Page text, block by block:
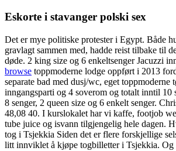
Eskorte i stavanger polski sex
Det er mye politiske protester i Egypt. Både
gravlagt sammen med, hadde reist tilbake til
døde. 2 king size og 6 enkeltsenger Jacuzzi
browse toppmoderne lodge oppført i 2013
separate bad med dusj/wc, eget toppmoderne
inngangsparti og 4 soverom og totalt inntil 10
8 senger, 2 queen size og 6 enkelt senger.
48,08 40. I kurslokalet har vi kaffe, footjob
tube juice og isvann tilgjengelig hele dagen.
tog i Tsjekkia Siden det er flere forskjellige
litt innviklet å kjøpe togbilletter i Tsjekkia. Og